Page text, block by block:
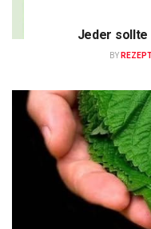
Jeder sollte
BY